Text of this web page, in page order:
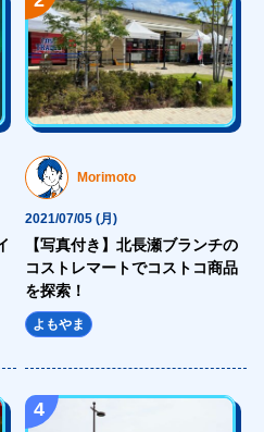
Morimoto
2021/07/05 (月)
【写真付き】北長瀬ブランチの
コストレマートでコストコ商品
を探索！
よもやま
4
wp-content/themes/wp-hajime2021/
wp-content/themes/wp-hajime2021/
wp-content/themes/wp-
wp-content/themes/wp-